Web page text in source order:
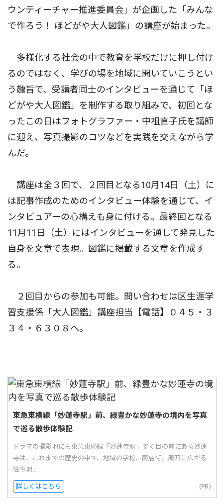
ウンティーチャー推進委員会」が企画した「みんな
で作ろう！ ほどがや大人図鑑」の講座が始まった。
多様化する社会の中で教育を学校だけに押し付け
るのではなく、学びの場を地域に開いていこうとい
う趣旨で、受講者同士のインタビューを通じて「ほ
どがや大人図鑑」を制作する取り組みで、初回とな
ったこの日はフォトグラファー・中祖直子氏を講師
に迎え、写真撮影のコツなどを実践を交えながら学
んだ。
講座は全３回で、２回目となる10月14日（土）に
は記事作成のためのインタビュー体験を通じて、イ
ンタビュアーの心構えも身に付ける。最終回となる
11月11日（土）にはインタビューを通して発見した
自身を文章で表現。図鑑に掲載する文章を作成す
る。
２回目からの参加も可能。問い合わせは区生涯学
習支援係「大人図鑑」講座担当【電話】０４５・３
３４・６３０８へ。
東急東横線「妙蓮寺駅」前、緑豊かな妙蓮寺の境内を写真
で巡る散歩体験記
ドラマの撮影地にも東急東横線「妙蓮寺駅」すぐ目の前にある妙蓮
寺は、これまでの歴史の中で、地域の学校、商店街、周囲に広がる
住宅地...
詳しくはこちら (PR)